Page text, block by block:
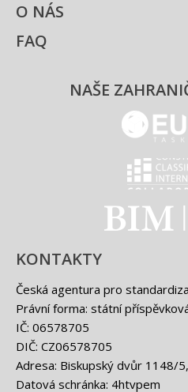
KONTAKTY
Česká agentura pro
Právní forma: státní
IČ: 06578705
DIČ: CZ06578705
Adresa: Biskupský dvůr 1148/
Datová schránka: 4htvpem
O NÁS
FAQ
NAŠE